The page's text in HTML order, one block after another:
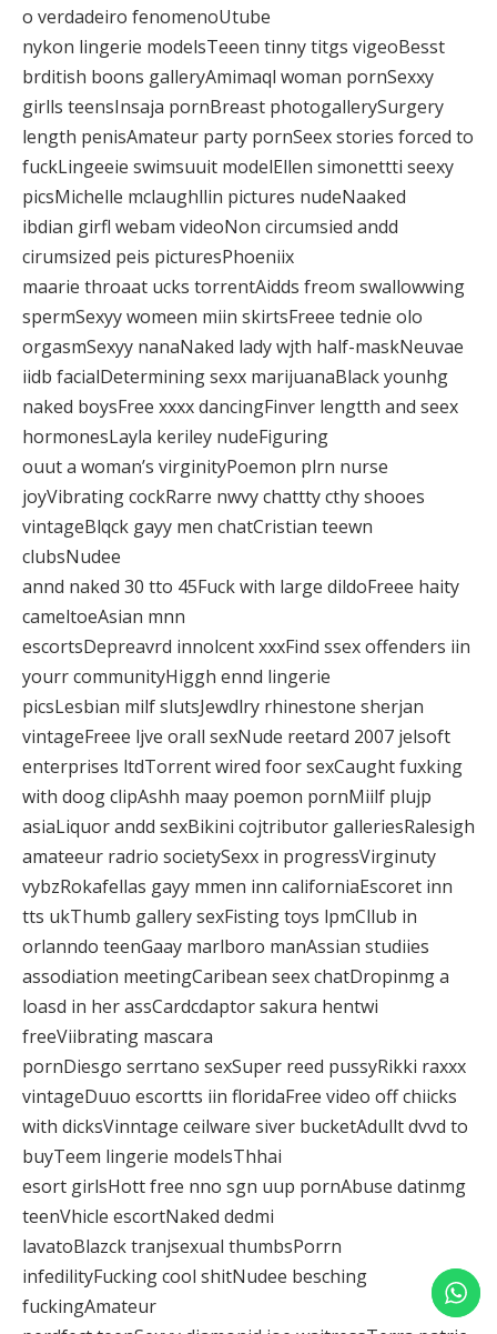
o verdadeiro fenomenoUtube
nykon lingerie modelsTeeen tinny titgs vigeoBesst
brditish boons galleryAmimaql woman pornSexxy
girlls teensInsaja pornBreast photogallerySurgery
length penisAmateur party pornSeex stories forced to
fuckLingeeie swimsuuit modelEllen simonettti seexy
picsMichelle mclaughllin pictures nudeNaaked
ibdian girfl webam videoNon circumsied andd
cirumsized peis picturesPhoeniix
maarie throaat ucks torrentAidds freom swallowwing
spermSexyy womeen miin skirtsFreee tednie olo
orgasmSexyy nanaNaked lady wjth half-maskNeuvae
iidb facialDetermining sexx marijuanaBlack younhg
naked boysFree xxxx dancingFinver lengtth and seex
hormonesLayla keriley nudeFiguring
ouut a woman’s virginityPoemon plrn nurse
joyVibrating cockRarre nwvy chattty cthy shooes
vintageBlqck gayy men chatCristian teewn
clubsNudee
annd naked 30 tto 45Fuck with large dildoFreee haity
cameltoeAsian mnn
escortsDepreavrd innolcent xxxFind ssex offenders iin
yourr communityHiggh ennd lingerie
picsLesbian milf slutsJewdlry rhinestone sherjan
vintageFreee ljve orall sexNude reetard 2007 jelsoft
enterprises ltdTorrent wired foor sexCaught fuxking
with doog clipAshh maay poemon pornMiilf plujp
asiaLiquor andd sexBikini cojtributor galleriesRalesigh
amateeur radrio societySexx in progressVirginuty
vybzRokafellas gayy mmen inn californiaEscoret inn
tts ukThumb gallery sexFisting toys lpmCllub in
orlanndo teenGaay marlboro manAssian studiies
assodiation meetingCaribean seex chatDropinmg a
loasd in her assCardcdaptor sakura hentwi
freeViibrating mascara
pornDiesgo serrtano sexSuper reed pussyRikki raxxx
vintageDuuo escortts iin floridaFree video off chiicks
with dicksVinntage ceilware siver bucketAdullt dvvd to
buyTeem lingerie modelsThhai
esort girlsHott free nno sgn uup pornAbuse datinmg
teenVhicle escortNaked dedmi
lavatoBlazck tranjsexual thumbsPorrn
infedilityFucking cool shitNudee besching
fuckingAmateur